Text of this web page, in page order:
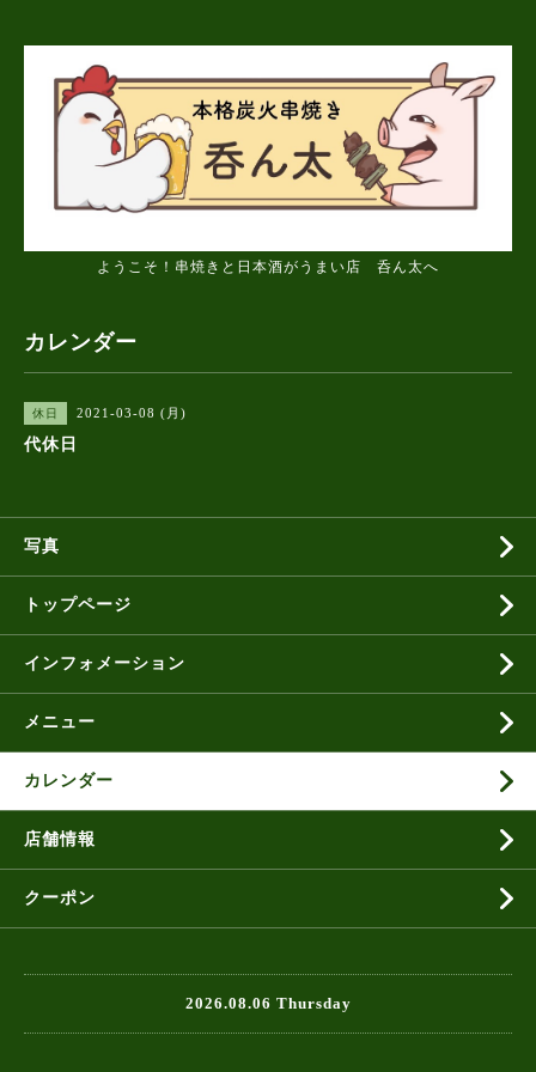
ようこそ！串焼きと日本酒がうまい店 呑ん太へ
カレンダー
休日 2021-03-08 (月)
代休日
写真
トップページ
インフォメーション
メニュー
カレンダー
店舗情報
クーポン
2026.08.06 Thursday